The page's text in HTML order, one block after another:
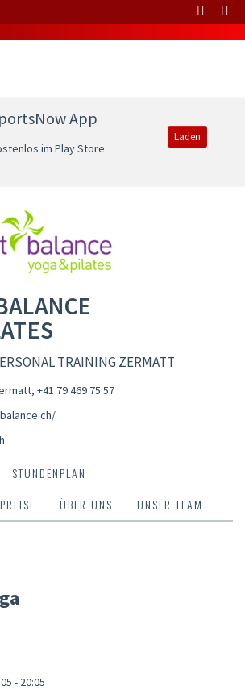
App
im Play Store
Laden
TRAINING ZERMATT
, +41 79 469 75 57
STUNDENPLAN
ÜBER UNS UNSER TEAM
- 20:05